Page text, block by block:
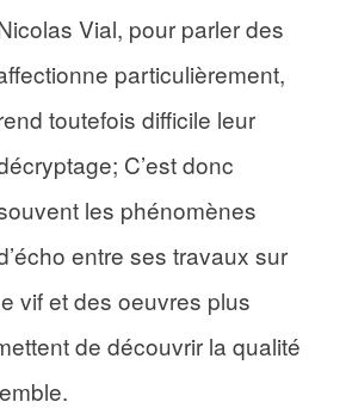
Vial, pour parler des
particulièrement,
toutefois difficile leur
C’est donc
les phénomènes
entre ses travaux sur
vif et des oeuvres plus
de découvrir la qualité